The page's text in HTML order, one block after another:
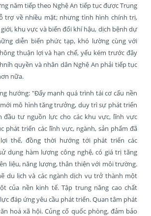
năm tiếp theo Nghệ An tiếp tục được Trung
trợ về nhiều mặt; nhưng tình hình chính trị,
khu vực và biến đổi khí hậu, dịch bệnh dự
diễn biến phức tạp, khó lường cùng với
thuận lợi và hạn chế, yếu kém trước đây
quyền và nhân dân Nghệ An phải tiếp tục
nữa.
hướng: "Đẩy mạnh quá trình tái cơ cấu nền
mô hình tăng trưởng, duy trì sự phát triển
đầu tư nguồn lực cho các khu vực, lĩnh vực
phát triển các lĩnh vực, ngành, sản phẩm đã
thế, đồng thời hướng tới phát triển các
dụng hàm lượng công nghệ, có giá trị tăng
liệu, năng lượng, thân thiện với môi trường.
du lịch và các ngành dịch vụ trở thành một
của nền kinh tế. Tập trung nâng cao chất
đáp ứng yêu cầu phát triển. Quan tâm phát
hoá xã hội. Củng cố quốc phòng, đảm bảo